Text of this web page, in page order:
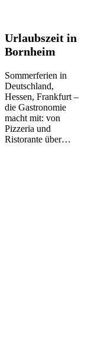
Urlaubszeit
in
Bornheim
Urlaubszeit in
Bornheim
Sommerferien in
Deutschland,
Hessen, Frankfurt –
die Gastronomie
macht mit: von
Pizzeria und
Ristorante über…